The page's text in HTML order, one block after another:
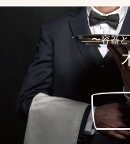
〜容器